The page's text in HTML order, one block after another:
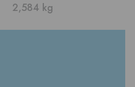
2,584 kg